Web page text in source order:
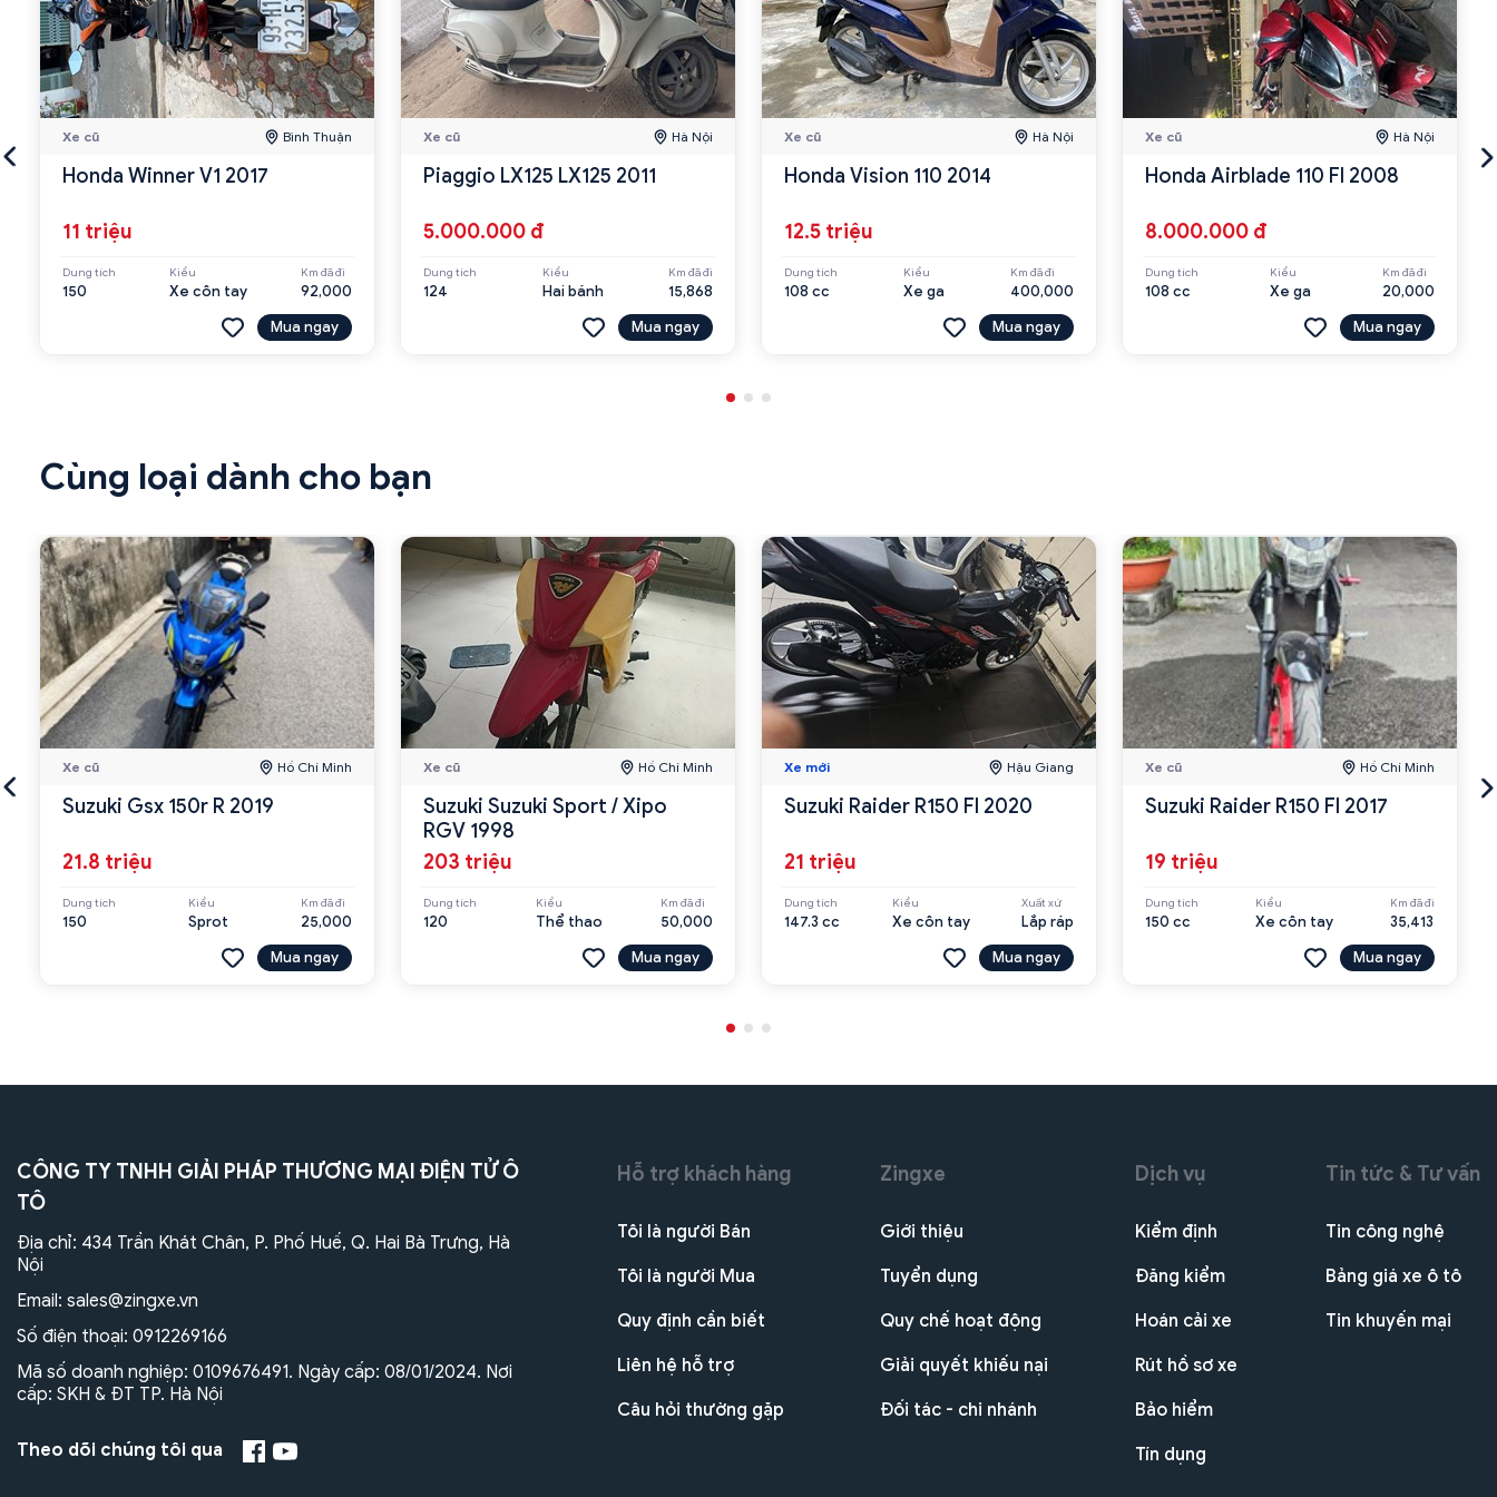
Xe cũ Bình Thuận
Honda Winner V1 2017
11 triệu
Dung tích
150
Kiểu
Xe côn tay
Km đã đi
92,000
Mua ngay
Xe cũ Hà Nội
Piaggio LX125 LX125 2011
5.000.000 đ
Dung tích
124
Kiểu
Hai bánh
Km đã đi
15,868
Mua ngay
Xe cũ Hà Nội
Honda Vision 110 2014
12.5 triệu
Dung tích
108 cc
Kiểu
Xe ga
Km đã đi
400,000
Mua ngay
Xe cũ Hà Nội
Honda Airblade 110 FI 2008
8.000.000 đ
Dung tích
108 cc
Kiểu
Xe ga
Km đã đi
20,000
Mua ngay
Cùng loại dành cho bạn
Xe cũ Hồ Chí Minh
Suzuki Gsx 150r R 2019
21.8 triệu
Dung tích
150
Kiểu
Sprot
Km đã đi
25,000
Mua ngay
Xe cũ Hồ Chí Minh
Suzuki Suzuki Sport / Xipo
RGV 1998
203 triệu
Dung tích
120
Kiểu
Thể thao
Km đã đi
50,000
Mua ngay
Xe mới Hậu Giang
Suzuki Raider R150 FI 2020
21 triệu
Dung tích
147.3 cc
Kiểu
Xe côn tay
Xuất xứ
Lắp ráp
Mua ngay
Xe cũ Hồ Chí Minh
Suzuki Raider R150 FI 2017
19 triệu
Dung tích
150 cc
Kiểu
Xe côn tay
Km đã đi
35,413
Mua ngay
CÔNG TY TNHH GIẢI PHÁP THƯƠNG MẠI ĐIỆN TỬ Ô
TÔ
Địa chỉ: 434 Trần Khát Chân, P. Phố Huế, Q. Hai Bà Trưng, Hà
Nội
Email: sales@zingxe.vn
Số điện thoại: 0912269166
Mã số doanh nghiệp: 0109676491. Ngày cấp: 08/01/2024. Nơi
cấp: SKH & ĐT TP. Hà Nội
Theo dõi chúng tôi qua
Hỗ trợ khách hàng
Tôi là người Bán
Tôi là người Mua
Quy định cần biết
Liên hệ hỗ trợ
Câu hỏi thường gặp
Zingxe
Giới thiệu
Tuyển dụng
Quy chế hoạt động
Giải quyết khiếu nại
Đối tác - chi nhánh
Dịch vụ
Kiểm định
Đăng kiểm
Hoán cải xe
Rút hồ sơ xe
Bảo hiểm
Tín dụng
Tin tức & Tư vấn
Tin công nghệ
Bảng giá xe ô tô
Tin khuyến mại